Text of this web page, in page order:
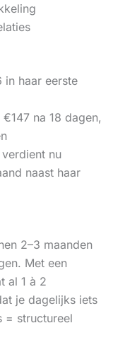
in haar eerste
na 18 dagen,
verdient nu
naast haar
2–3 maanden
Met een
al 1 à 2
je dagelijks iets
= structureel